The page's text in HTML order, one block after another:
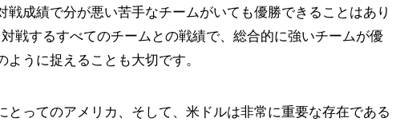
戦成績で分が悪い苦手なチームがいても優勝できることはあり
戦するすべてのチームとの戦績で、総合的に強いチームが優
うに捉えることも大切です。
とってのアメリカ、そして、米ドルは非常に重要な存在である